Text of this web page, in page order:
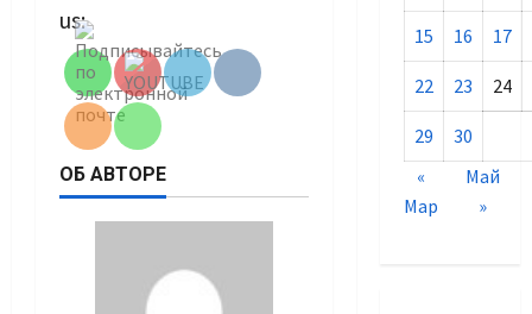
us:Channel ID
ОБ АВТОРЕ
15 16 17
22 23 24
29
30
«
Мар
Май
»